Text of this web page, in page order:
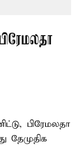
பிரேமலதா
தேமுதிக